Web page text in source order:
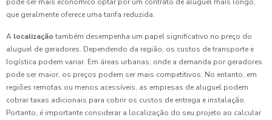
que geralmente oferece uma tarifa reduzida.
A localização também desempenha um papel significativo no preço do
aluguel de geradores. Dependendo da região, os custos de transporte e
logística podem variar. Em áreas urbanas, onde a demanda por geradores
pode ser maior, os preços podem ser mais competitivos. No entanto, em
regiões remotas ou menos acessíveis, as empresas de aluguel podem
cobrar taxas adicionais para cobrir os custos de entrega e instalação.
Portanto, é importante considerar a localização do seu projeto ao calcular